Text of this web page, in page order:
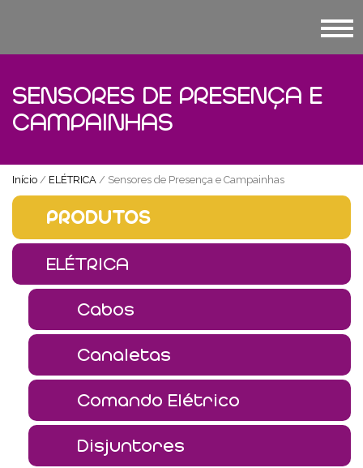
SENSORES DE PRESENÇA E
CAMPAINHAS
Início / ELÉTRICA / Sensores de Presença e Campainhas
PRODUTOS
ELÉTRICA
Cabos
Canaletas
Comando Elétrico
Disjuntores